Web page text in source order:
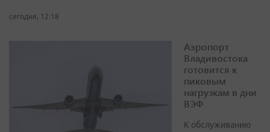
сегодня, 12:18
Аэропорт
Владивостока
готовится к
пиковым
нагрузкам в дни
ВЭФ
К обслуживанию